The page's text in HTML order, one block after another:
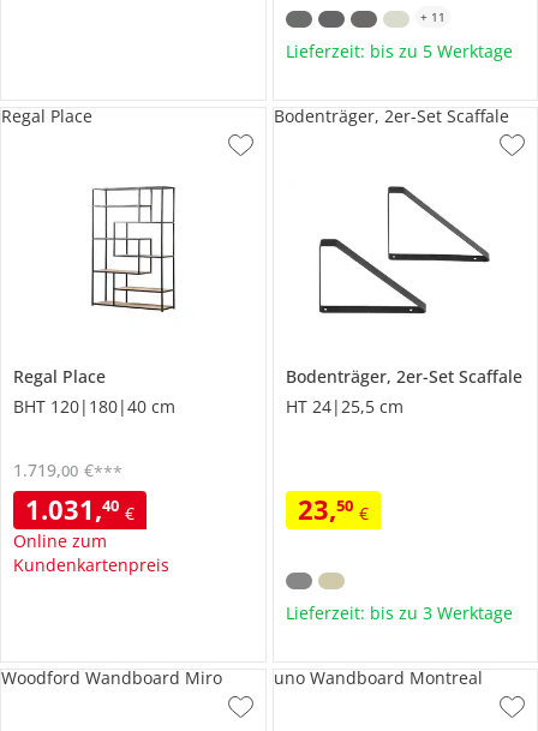
+ 11
Lieferzeit: bis zu 5 Werktage
Regal Place
BHT 120|180|40 cm
1.031,40 €
Online zum
Kundenkartenpreis
1.719,00 €***
Regal Place
Bodenträger, 2er-Set Scaffale
HT 24|25,5 cm
23,50 €
Bodenträger, 2er-Set Scaffale
Lieferzeit: bis zu 3 Werktage
Woodford Wandboard Miro uno Wandboard Montreal